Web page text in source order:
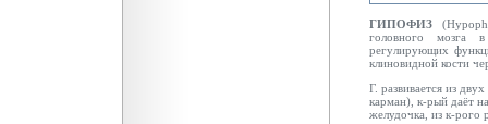
ГИПОФИЗ
головного мозга
регулирующих
клиновидной кости
Г. развивается из
карман), к-рый даёт
желудочка, из к-рого